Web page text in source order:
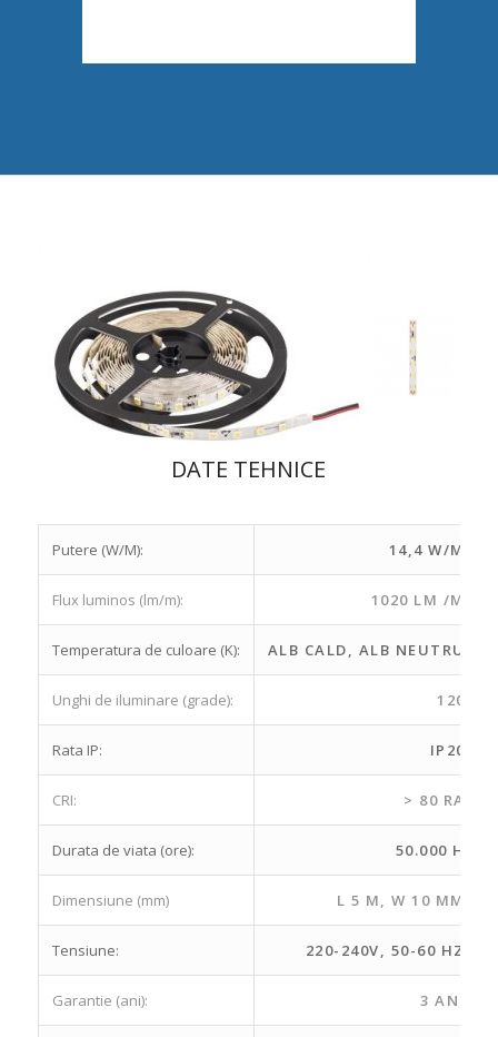
DATE TEHNICE
Putere (W/M): 14,4 W/M
Flux luminos (lm/m): 1020 LM /M
Temperatura de culoare (K): ALB CALD, ALB NEUTRU
Unghi de iluminare (grade): 120
Rata IP: IP20
CRI: > 80 RA
Durata de viata (ore): 50.000 H
Dimensiune (mm) L 5 M, W 10 MM
Tensiune: 220-240V, 50-60 HZ
Garantie (ani): 3 ANI